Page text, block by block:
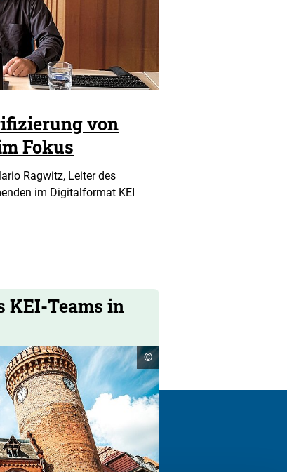
von
Fokus
Ragwitz, Leiter des
im Digitalformat KEI
KEI-Teams in
Copyright
Informationen
öffnen
©